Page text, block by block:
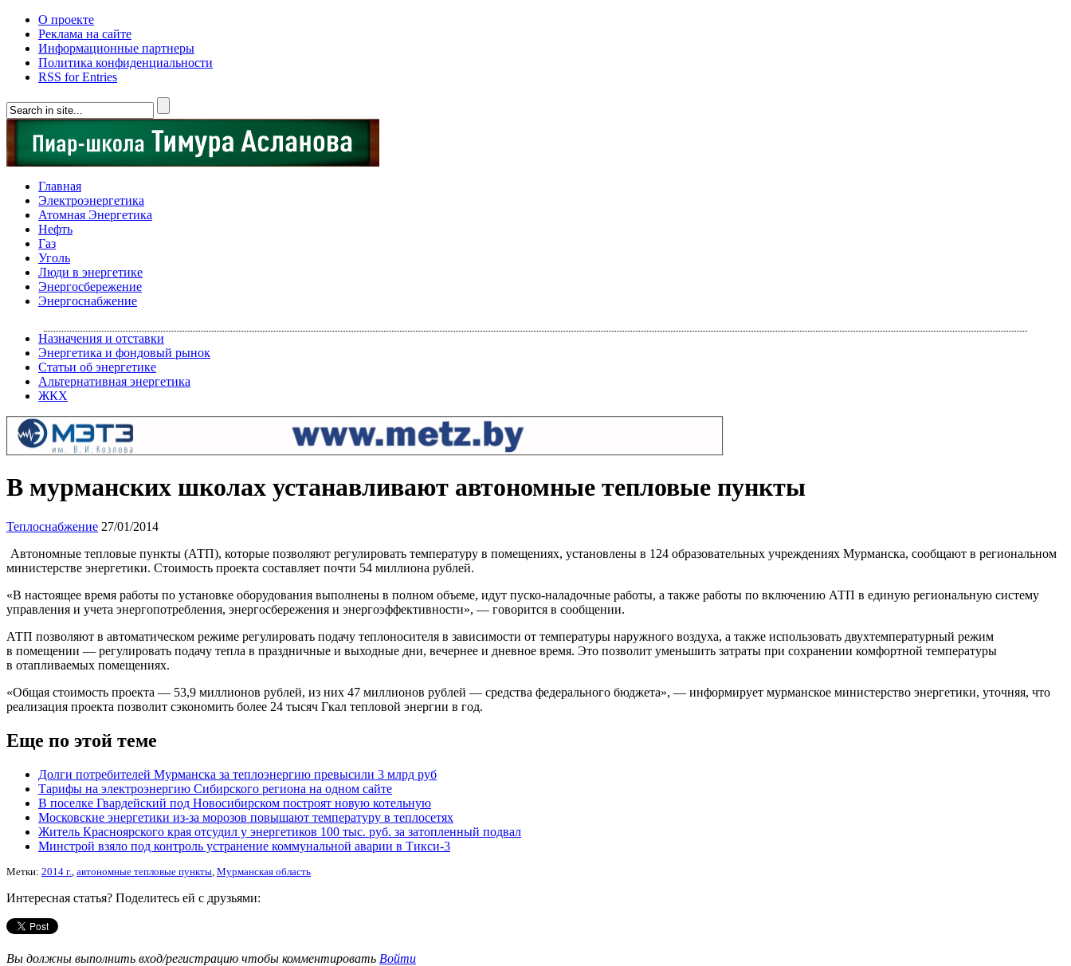
О проекте
Реклама на сайте
Информационные партнеры
Политика конфиденциальности
RSS for Entries
Главная
Электроэнергетика
Атомная Энергетика
Нефть
Газ
Уголь
Люди в энергетике
Энергосбережение
Энергоснабжение
Назначения и отставки
Энергетика и фондовый рынок
Статьи об энергетике
Альтернативная энергетика
ЖКХ
В мурманских школах устанавливают автономные тепловые пункты
Теплоснабжение 27/01/2014
Автономные тепловые пункты (АТП), которые позволяют регулировать температуру в помещениях, установлены в 124 образовательных учреждениях Мурманска, сообщают в региональном
министерстве энергетики. Стоимость проекта составляет почти 54 миллиона рублей.
«В настоящее время работы по установке оборудования выполнены в полном объеме, идут пуско-наладочные работы, а также работы по включению АТП в единую региональную систему
управления и учета энергопотребления, энергосбережения и энергоэффективности», — говорится в сообщении.
АТП позволяют в автоматическом режиме регулировать подачу теплоносителя в зависимости от температуры наружного воздуха, а также использовать двухтемпературный режим
в помещении — регулировать подачу тепла в праздничные и выходные дни, вечернее и дневное время. Это позволит уменьшить затраты при сохранении комфортной температуры
в отапливаемых помещениях.
«Общая стоимость проекта — 53,9 миллионов рублей, из них 47 миллионов рублей — средства федерального бюджета», — информирует мурманское министерство энергетики, уточняя, что
реализация проекта позволит сэкономить более 24 тысяч Гкал тепловой энергии в год.
Еще по этой теме
Долги потребителей Мурманска за теплоэнергию превысили 3 млрд руб
Тарифы на электроэнергию Сибирского региона на одном сайте
В поселке Гвардейский под Новосибирском построят новую котельную
Московские энергетики из-за морозов повышают температуру в теплосетях
Житель Красноярского края отсудил у энергетиков 100 тыс. руб. за затопленный подвал
Минстрой взяло под контроль устранение коммунальной аварии в Тикси-3
Метки: 2014 г. автономные тепловые пункты Мурманская область
Интересная статья? Поделитесь ей с друзьями:
Вы должны выполнить вход/регистрацию чтобы комментировать Войти